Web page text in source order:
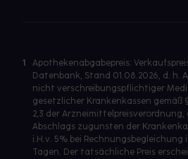
1
Apothekenabgabepreis:
Datenbank, Stand 01.08.2026, d. h.
nicht verschreibungspflichtiger
gesetzlicher Krankenkassen gemäß §
2,3 der Arzneimittelpreisverordnung,
Abschlags zugunsten der
i.H.v. 5% bei
Tagen. Der tatsächliche Preis